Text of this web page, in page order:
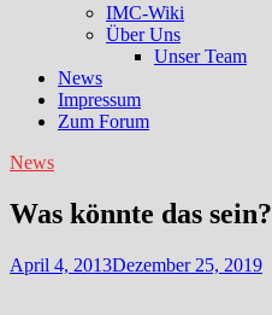
IMC-Wiki
Über Uns
Unser Team
News
Impressum
Zum Forum
News
Was könnte das sein?
April 4, 2013Dezember 25, 2019